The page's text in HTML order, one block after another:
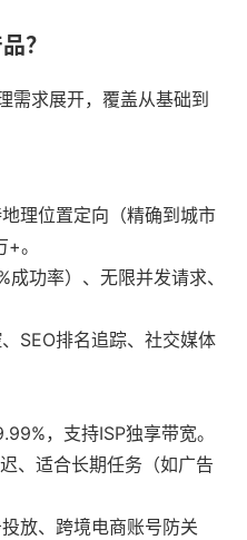
？
需求展开，覆盖从基础到
理位置定向（精确到城市
。
功率）、无限并发请求、
SEO排名追踪、社交媒体
，支持ISP独享带宽。
、适合长期任务（如广告
放、跨境电商账号防关